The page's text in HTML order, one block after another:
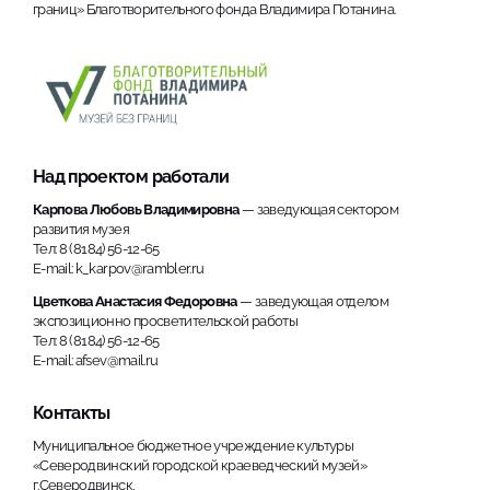
границ» Благотворительного фонда Владимира Потанина.
Над проектом работали
Карпова Любовь Владимировна— заведующая сектором
развития музея
Тел: 8 (8184) 56-12-65
E-mail: k_karpov@rambler.ru
Цветкова Анастасия Федоровна— заведующая отделом
экспозиционно просветительской работы
Тел: 8 (8184) 56-12-65
E-mail: afsev@mail.ru
Контакты
Муниципальное бюджетное учреждение культуры
«Северодвинский городской краеведческий музей»
г.Северодвинск,